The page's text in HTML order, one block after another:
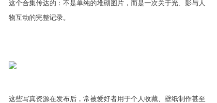
这个合集传达的：不是单纯的堆砌图片，而是一次关于光、影与人
物互动的完整记录。
这些写真资源在发布后，常被爱好者用于个人收藏、壁纸制作甚至